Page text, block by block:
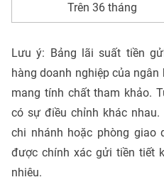
Trên 36 tháng
Lưu ý: Bảng lãi suất tiền
hàng doanh nghiệp của
mang tính chất tham khảo.
có sự điều chỉnh khác
chi nhánh hoặc phòng giao
được chính xác gửi tiền tiết
nhiêu.